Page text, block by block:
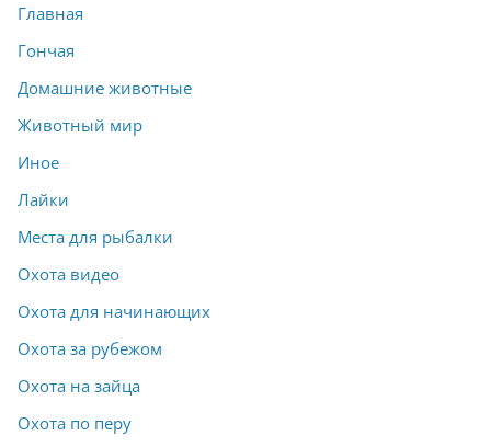
Главная
Гончая
Домашние животные
Животный мир
Иное
Лайки
Места для рыбалки
Охота видео
Охота для начинающих
Охота за рубежом
Охота на зайца
Охота по перу